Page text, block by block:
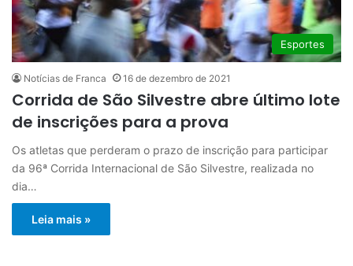
Esportes
Notícias de Franca 16 de dezembro de 2021
Corrida de São Silvestre abre último lote
de inscrições para a prova
Os atletas que perderam o prazo de inscrição para participar
da 96ª Corrida Internacional de São Silvestre, realizada no
dia…
Leia mais »